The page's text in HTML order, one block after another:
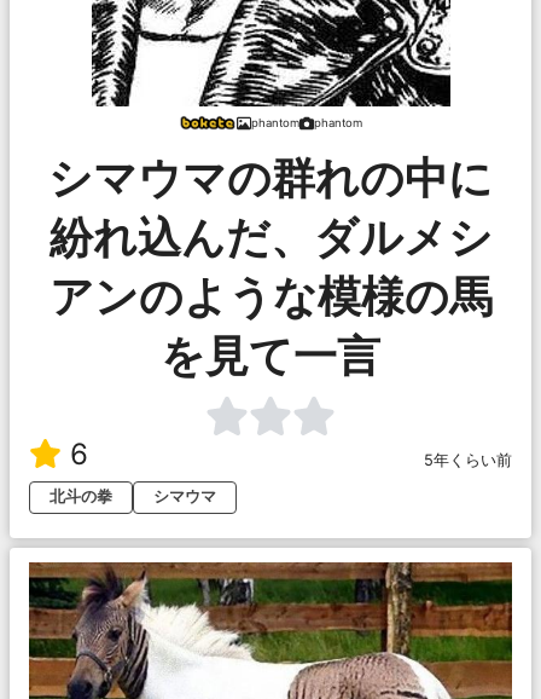
phantom phantom
シマウマの群れの中に
紛れ込んだ、ダルメシ
アンのような模様の馬
を見て一言
6
5年くらい前
北斗の拳
シマウマ